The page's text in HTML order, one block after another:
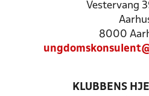
Vestervang
8000
KLUBBENS